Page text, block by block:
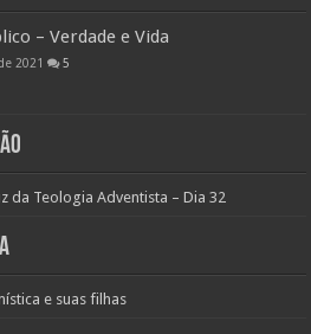
– Verdade e Vida
2021 5
da Teologia Adventista – Dia 32
e suas filhas